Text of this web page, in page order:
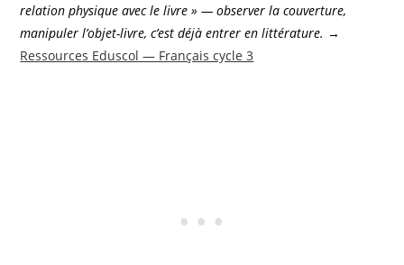
relation physique avec le livre » — observer la couverture,
manipuler l’objet-livre, c’est déjà entrer en littérature. →
Ressources Eduscol — Français cycle 3